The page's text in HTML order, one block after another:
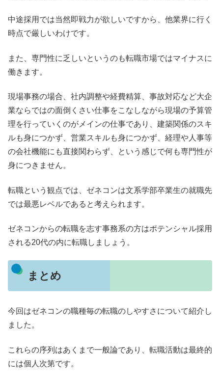
中途採用では当然即戦力が欲しいですから、他業界に行く
時点で厳しいわけです。
また、専門性に乏しいというのも転職市場ではマイナスに
働きます。
現場事務の場合、社内調整や経費精算、事故対応など大企
業ならではの面倒くさい仕事をこなしながら現場の予算管
理を行っていくのがメインの仕事であり、建築関係のスキ
ルも身につかず、営業スキルも身につかず、経理や人事等
の会社機能にも直接関わらず、という感じで何も専門性が
身につきません。
転職という観点では、ゼネコンは文系学部卒業生の就職先
では最悪レベルであると考えられます。
ゼネコンからの転職を志す事務系の方はポテンシャル採用
される20代の内に転職しましょう。
まとめ
今回はゼネコンの職種毎の転職のしやすさについて紹介し
ました。
これらの序列はあくまで一般論であり、転職活動は最終的
には個人次第です。